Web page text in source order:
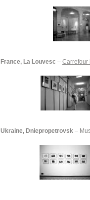
France, La Louvesc – Carrefour
Ukraine, Dniepropetrovsk –